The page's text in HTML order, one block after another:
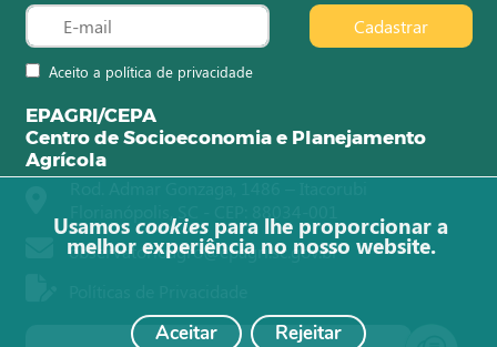
Aceito a política de privacidade
Cadastrar
EPAGRI/CEPA
Centro de Socioeconomia e Planejamento
Agrícola
observatorioagro@epagri.sc.gov.br
Usamos cookies para lhe proporcionar a
melhor experiência no nosso website.
Aceitar Rejeitar